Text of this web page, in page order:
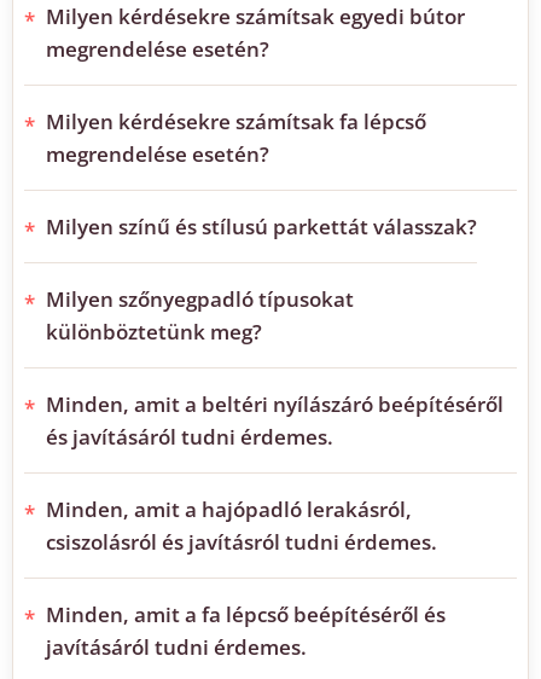
Milyen kérdésekre számítsak egyedi bútor
megrendelése esetén?
Milyen kérdésekre számítsak fa lépcső
megrendelése esetén?
Milyen színű és stílusú parkettát válasszak?
Milyen szőnyegpadló típusokat
különböztetünk meg?
Minden, amit a beltéri nyílászáró beépítéséről
és javításáról tudni érdemes.
Minden, amit a hajópadló lerakásról,
csiszolásról és javításról tudni érdemes.
Minden, amit a fa lépcső beépítéséről és
javításáról tudni érdemes.